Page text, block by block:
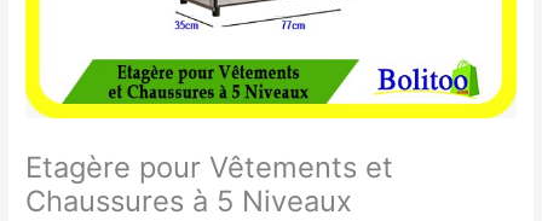
Etagère pour Vêtements et
Chaussures à 5 Niveaux